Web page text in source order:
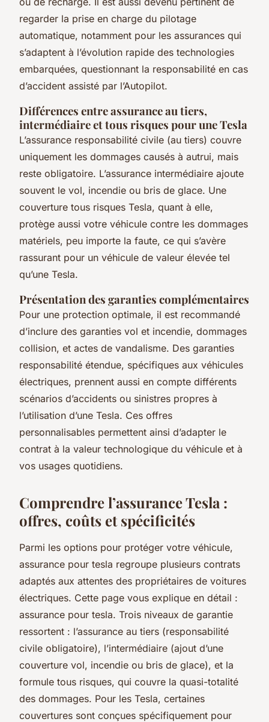
regarder la prise en charge du pilotage
automatique, notamment pour les assurances qui
s’adaptent à l’évolution rapide des technologies
embarquées, questionnant la responsabilité en cas
d’accident assisté par l’Autopilot.
Différences entre assurance au tiers,
intermédiaire et tous risques pour une Tesla
L’assurance responsabilité civile (au tiers) couvre
uniquement les dommages causés à autrui, mais
reste obligatoire. L’assurance intermédiaire ajoute
souvent le vol, incendie ou bris de glace. Une
couverture tous risques Tesla, quant à elle,
protège aussi votre véhicule contre les dommages
matériels, peu importe la faute, ce qui s’avère
rassurant pour un véhicule de valeur élevée tel
qu’une Tesla.
Présentation des garanties complémentaires
Pour une protection optimale, il est recommandé
d’inclure des garanties vol et incendie, dommages
collision, et actes de vandalisme. Des garanties
responsabilité étendue, spécifiques aux véhicules
électriques, prennent aussi en compte différents
scénarios d’accidents ou sinistres propres à
l’utilisation d’une Tesla. Ces offres
personnalisables permettent ainsi d’adapter le
contrat à la valeur technologique du véhicule et à
vos usages quotidiens.
Comprendre l’assurance Tesla :
offres, coûts et spécificités
Parmi les options pour protéger votre véhicule,
assurance pour tesla regroupe plusieurs contrats
adaptés aux attentes des propriétaires de voitures
électriques. Cette page vous explique en détail :
assurance pour tesla. Trois niveaux de garantie
ressortent : l’assurance au tiers (responsabilité
civile obligatoire), l’intermédiaire (ajout d’une
couverture vol, incendie ou bris de glace), et la
formule tous risques, qui couvre la quasi-totalité
des dommages. Pour les Tesla, certaines
couvertures sont conçues spécifiquement pour